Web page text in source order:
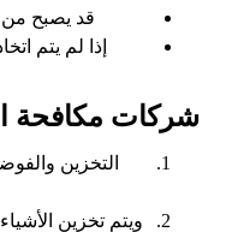
قد يصبح
إذا لم يتم
شركات مكافحة
التخزين
ويتم تخزين